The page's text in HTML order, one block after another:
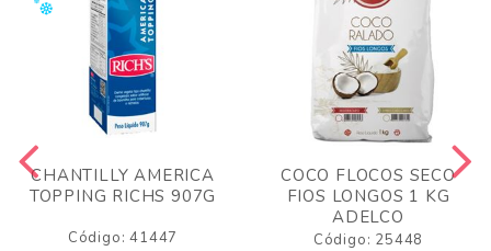
CHANTILLY AMERICA
TOPPING RICHS 907G
Código: 41447
COCO FLOCOS SECO
FIOS LONGOS 1 KG
ADELCO
Código: 25448